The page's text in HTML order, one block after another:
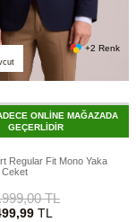
+2 Renk
ONLİNE MAĞAZADA
GEÇERLİDİR
Regular Fit Mono Yaka
Ceket
TL
TL